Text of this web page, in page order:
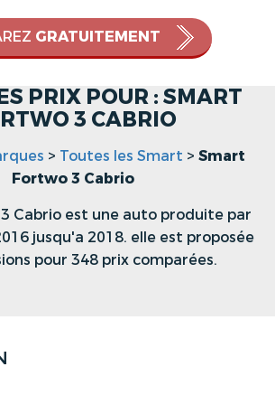
GRATUITEMENT
PRIX POUR : SMART
3 CABRIO
> Toutes les Smart > Smart
Fortwo 3 Cabrio
Cabrio est une auto produite par
jusqu'a 2018. elle est proposée
pour 348 prix comparées.